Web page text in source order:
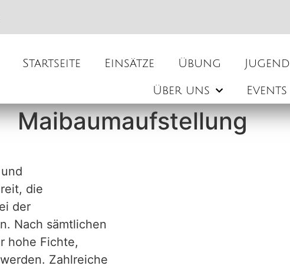
Startseite Einsätze Übung Jugend
Über uns Events
Maibaumaufstellung
die
der
Nach sämtlichen
hohe Fichte,
Zahlreiche